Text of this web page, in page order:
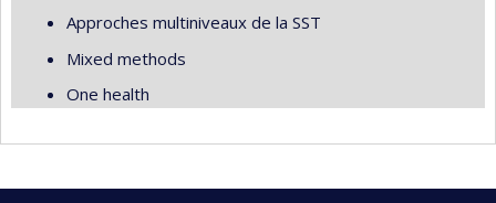
Approches multiniveaux de la SST
Mixed methods
One health